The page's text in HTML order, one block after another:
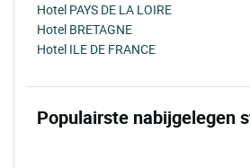
Hotel PAYS DE LA LOIRE
Hotel BRETAGNE
Hotel ILE DE FRANCE
Populairste nabijgelegen